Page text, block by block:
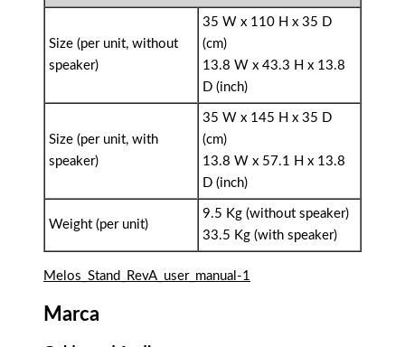
Size (per unit, without
speaker)
35 W x 110 H x 35 D
(cm)
13.8 W x 43.3 H x 13.8
D (inch)
Size (per unit, with
speaker)
35 W x 145 H x 35 D
(cm)
13.8 W x 57.1 H x 13.8
D (inch)
Weight (per unit)
9.5 Kg (without speaker)
33.5 Kg (with speaker)
Melos_Stand_RevA_user_manual-1
Marca